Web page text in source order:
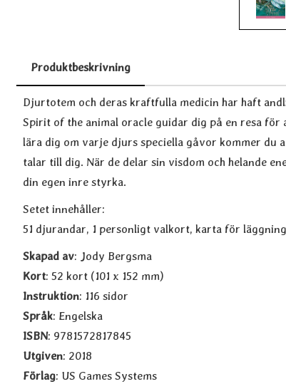
Produktbeskrivning
Produktbeskrivning
Djurtotem och deras kraftfulla medicin har haft
Spirit of the animal oracle guidar dig på en resa för
lära dig om varje djurs speciella gåvor kommer du
talar till dig. När de delar sin visdom och helande
din egen inre styrka.
Setet innehåller:
51 djurandar, 1 personligt valkort, karta för läggning
Skapad av: Jody Bergsma
Kort: 52 kort (101 x 152 mm)
Instruktion: 116 sidor
Språk: Engelska
ISBN: 9781572817845
Utgiven: 2018
Förlag: US Games Systems